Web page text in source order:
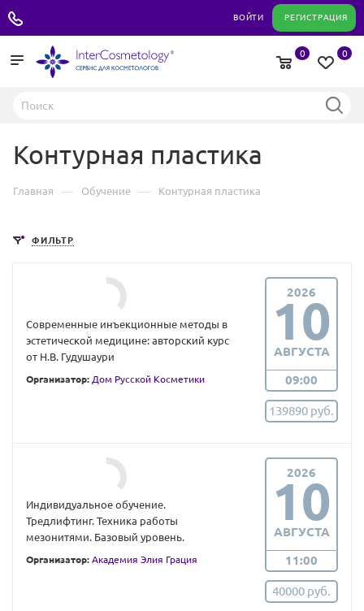
ВОЙТИ РЕГИСТРАЦИЯ
0
0
Контурная пластика
Главная — Обучение — Контурная пластика
ФИЛЬТР
Современные инъекционные методы в
эстетической медицине: авторский курс
от Н.В. Гудушаури
Организатор: Дом Русской Косметики
2026
10
АВГУСТА
09:00
139890 руб.
Индивидуальное обучение.
Тредлифтинг. Техника работы
мезонитями. Базовый уровень.
Организатор: Академия Элия Грация
2026
10
АВГУСТА
11:00
40000 руб.